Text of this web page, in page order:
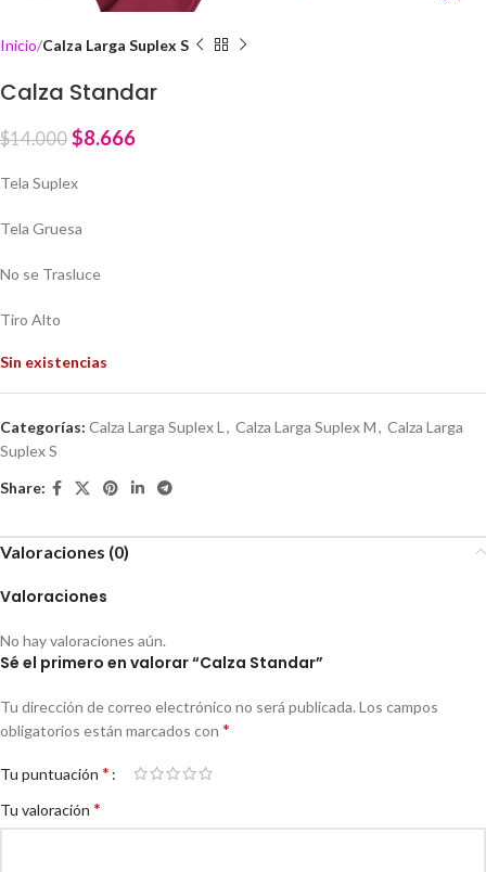
Inicio Calza Larga Suplex S
Calza Standar
$14.000 $8.666
Tela Suplex
Tela Gruesa
No se Trasluce
Tiro Alto
Sin existencias
Categorías: Calza Larga Suplex L , Calza Larga Suplex M, Calza Larga
Suplex S
Share:
Valoraciones (0)
Valoraciones
No hay valoraciones aún.
Sé el primero en valorar “Calza Standar”
Tu dirección de correo electrónico no será publicada. Los campos
obligatorios están marcados con *
Tu puntuación *
Tu valoración *